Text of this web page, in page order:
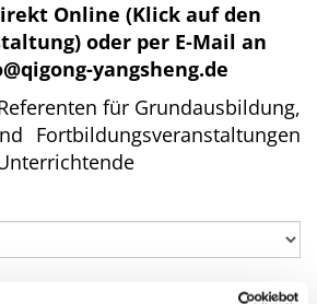
Online (Klick auf den
oder per E-Mail an
yangsheng.de
für Grundausbildung,
Fortbildungsveranstaltungen